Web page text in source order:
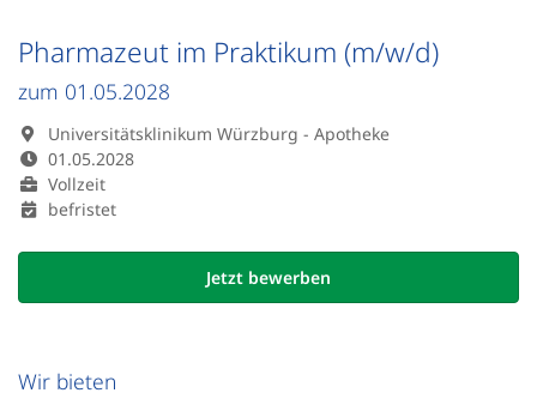
Pharmazeut im Praktikum (m/w/d)
zum 01.05.2028
Universitätsklinikum Würzburg - Apotheke
01.05.2028
Vollzeit
befristet
Jetzt bewerben
Wir bieten